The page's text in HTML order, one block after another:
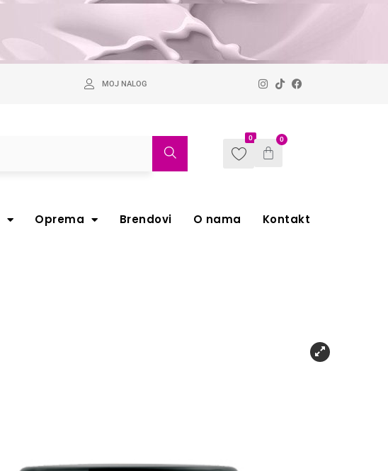
MOJ NALOG
0 0
Oprema Brendovi O nama Kontakt